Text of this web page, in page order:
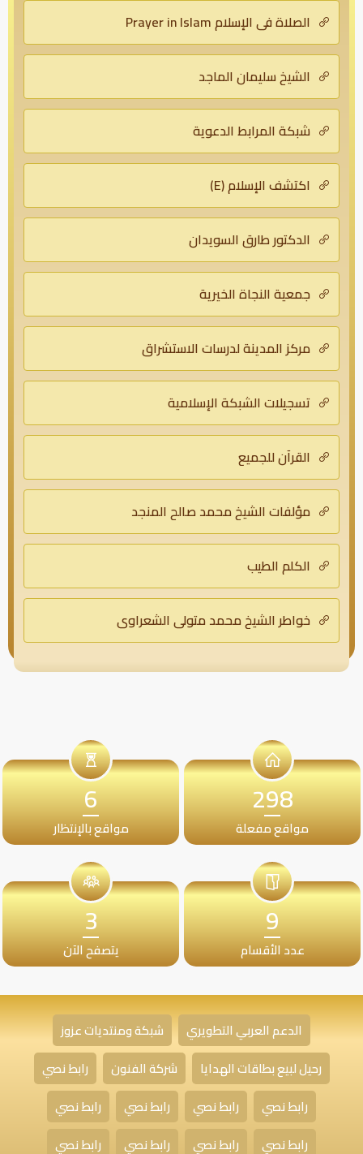
الصلاة في الإسلام Prayer in Islam
الشيخ سليمان الماجد
شبكة المرابط الدعوية
اكتشف الإسلام (E)
الدكتور طارق السويدان
جمعية النجاة الخيرية
مركز المدينة لدرسات الاستشراق
تسجيلات الشبكة الإسلامية
القرآن للجميع
مؤلفات الشيخ محمد صالح المنجد
الكلم الطيب
خواطر الشيخ محمد متولى الشعراوي
298
مواقع مفعلة
6
مواقع بالإنتظار
9
عدد الأقسام
3
يتصفح الآن
الدعم العربي التطويري
شبكة ومنتديات عزوز
رحيل لبيع بطاقات الهدايا
شركة الفنون
رابط نصي
رابط نصي
رابط نصي رابط نصي
رابط نصي
رابط نصي
رابط نصي رابط نصي رابط نصي